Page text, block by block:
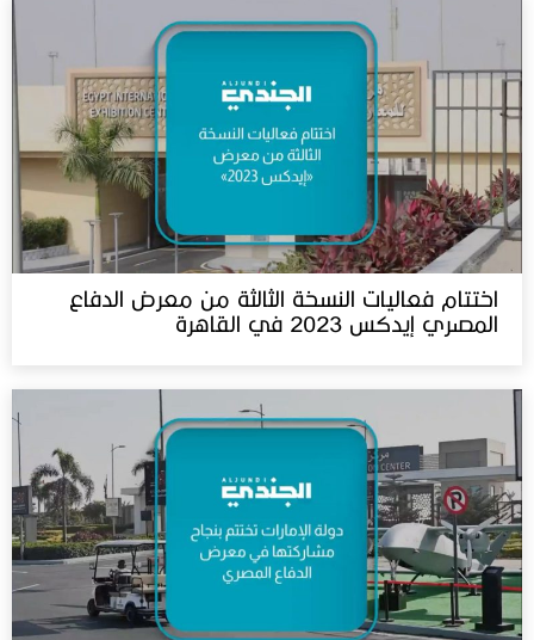
اختتام فعاليات النسخة الثالثة من معرض الدفاع
المصري إيدكس 2023 في القاهرة